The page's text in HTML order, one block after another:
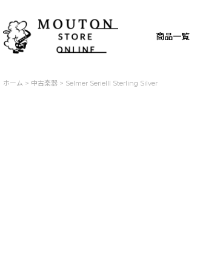
商品一覧
ホーム > 中古楽器 > Selmer SerieIII Sterling Silver